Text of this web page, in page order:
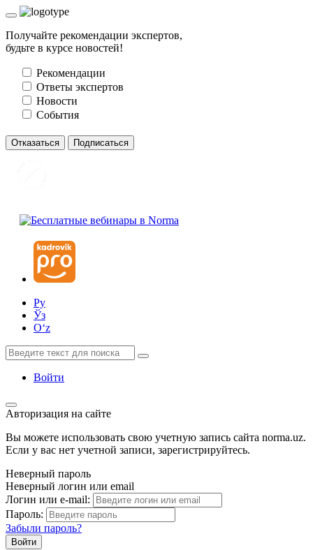
Получайте рекомендации экспертов,
будьте в курсе новостей!
Рекомендации
Ответы экспертов
Новости
События
Отказаться Подписаться
Ру
Ўз
Oʻz
Войти
Авторизация на сайте
Вы можете использовать свою учетную запись сайта norma.uz.
Если у вас нет учетной записи, зарегистрируйтесь.
Неверный пароль
Неверный логин или email
Логин или e-mail:
Пароль:
Забыли пароль?